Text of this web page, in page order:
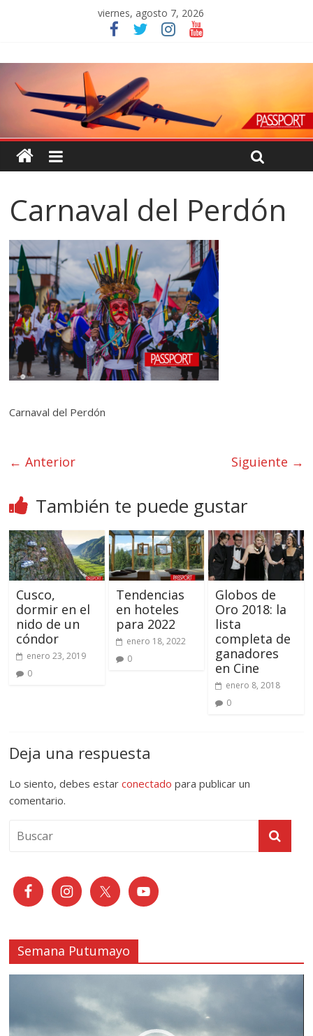
viernes, agosto 7, 2026
Carnaval del Perdón
Carnaval del Perdón
← Anterior Siguiente →
También te puede gustar
Cusco,
dormir en el
nido de un
cóndor
enero 23, 2019
0
Tendencias
en hoteles
para 2022
enero 18, 2022
0
Globos de
Oro 2018: la
lista
completa de
ganadores
en Cine
enero 8, 2018
0
Deja una respuesta
Lo siento, debes estarconectado para publicar un
comentario.
Semana Putumayo